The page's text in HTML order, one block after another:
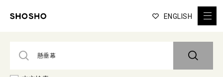
ENGLISH